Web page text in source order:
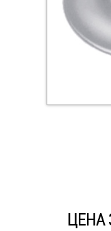
Инструмент
Крюки,
Оснастка и
Саморезы и
ЦЕНА